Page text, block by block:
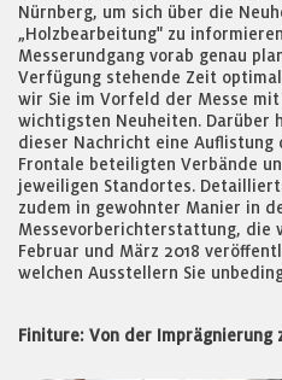
Nürnberg, um sich über die
„Holzbearbeitung" zu
Messerundgang vorab genau
Verfügung stehende Zeit
wir Sie im Vorfeld der Messe
wichtigsten Neuheiten. Darüber
dieser Nachricht eine Auflistung
Frontale beteiligten Verbände
jeweiligen Standortes.
zudem in gewohnter Manier in
Messevorberichterstattung, die
Februar und März 2018
welchen Ausstellern Sie
Finiture: Von der Imprägnierung